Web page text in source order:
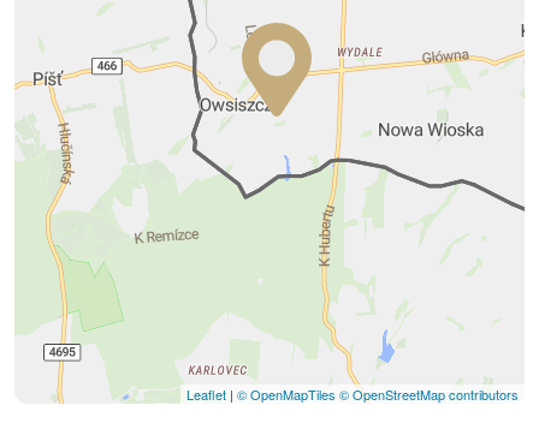
Leaflet | © OpenMapTiles © OpenStreetMap contributors